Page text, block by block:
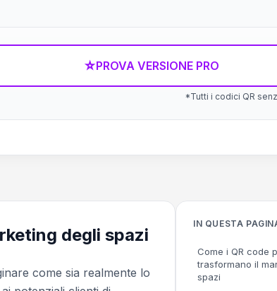
☆PROVA VERSIONE PRO
*Tutti i codici QR
degli spazi
come sia realmente lo
IN QUESTA
Come i QR code
trasformano il
spazi